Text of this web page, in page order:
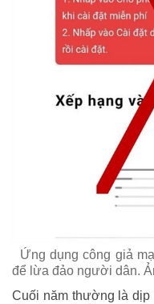
Ứng dụng công giả
để lừa đảo người dân.
Cuối năm thường là dịp